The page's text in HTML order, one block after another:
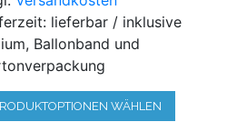
lieferbar / inklusive
Ballonband und
WÄHLEN